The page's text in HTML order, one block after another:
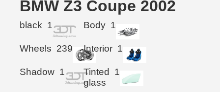
BMW Z3 Coupe 2002
black 1 Body 1
Wheels 239 Interior 1
Shadow 1
Tinted
glass
1